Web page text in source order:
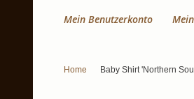
Mein Benutzerkonto
Home Baby Shirt 'Northern